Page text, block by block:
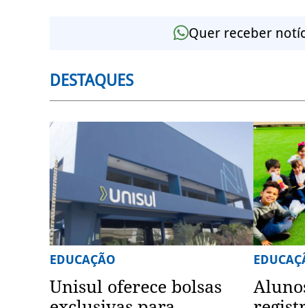
Quer receber
DESTAQUES
EDUCAÇÃO
Unisul oferece bolsas